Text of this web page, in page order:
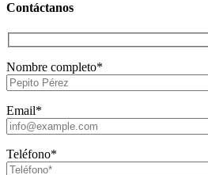
Contáctanos
Nombre completo*
Email*
Teléfono*